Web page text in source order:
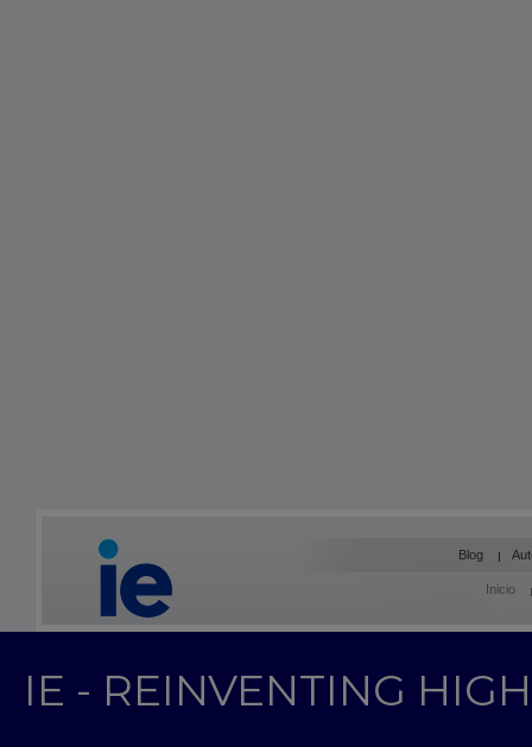
Blog
Inicio
IE - REINVENTING